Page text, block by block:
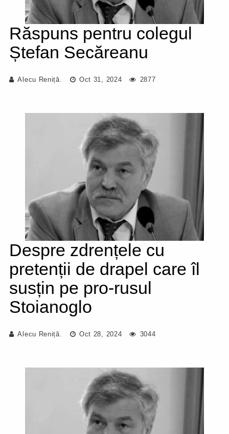
Răspuns pentru colegul
Ștefan Secăreanu
Alecu Reniță. Oct 31, 2024 2877
Despre zdrențele cu
pretenții de drapel care îl
susțin pe pro-rusul
Stoianoglo
Alecu Reniță. Oct 28, 2024 3044